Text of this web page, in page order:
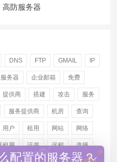
高防服务器
DNS FTP GMAIL IP
务器 企业邮箱 免费
提供商 搭建 攻击 服务
服务提供商 机房 查询
用户 租用 网站 网络
租用 证书 远程 选择
配置的服务器？